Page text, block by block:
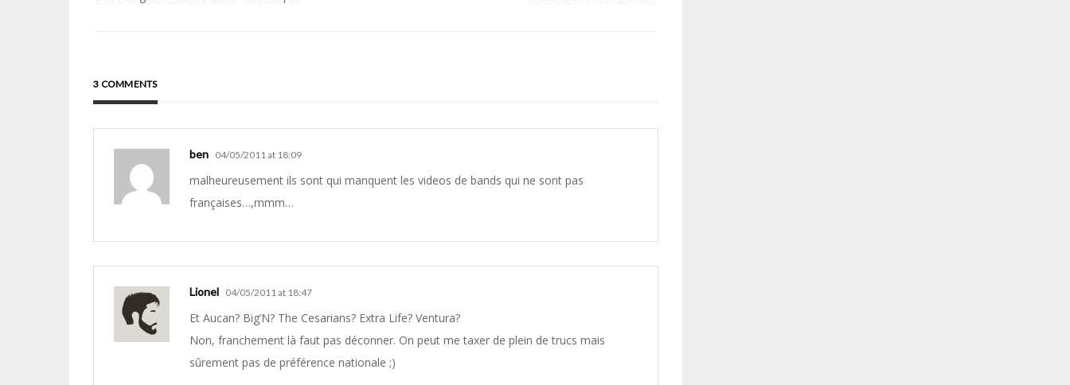
3 COMMENTS
ben 04/05/2011 at 18:09
malheureusement ils sont qui manquent les videos de bands qui ne sont pas
françaises…,mmm…
Lionel 04/05/2011 at 18:47
Et Aucan? Big’N? The Cesarians? Extra Life? Ventura?
Non, franchement là faut pas déconner. On peut me taxer de plein de trucs mais
sûrement pas de préférence nationale ;)